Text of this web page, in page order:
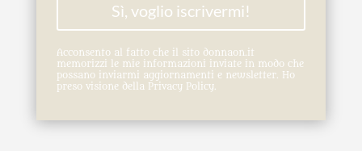
Sì, voglio iscrivermi!
Acconsento al fatto che il sito donnaon.it
memorizzi le mie informazioni inviate in modo che
possano inviarmi aggiornamenti e newsletter. Ho
preso visione della Privacy Policy.